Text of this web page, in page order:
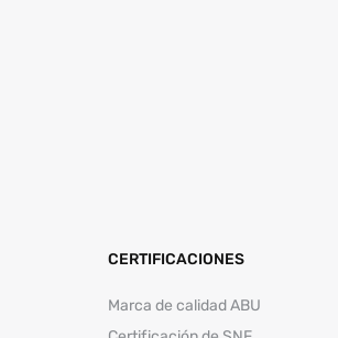
CERTIFICACIONES
Marca de calidad ABU